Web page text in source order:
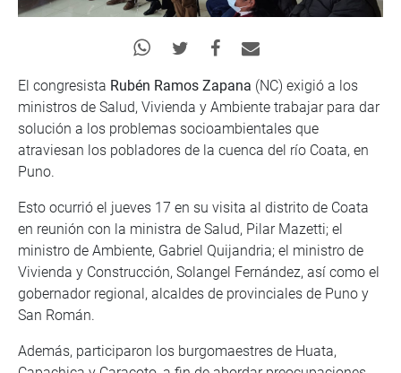
El congresista Rubén Ramos Zapana (NC) exigió a los
ministros de Salud, Vivienda y Ambiente trabajar para dar
solución a los problemas socioambientales que
atraviesan los pobladores de la cuenca del río Coata, en
Puno.
Esto ocurrió el jueves 17 en su visita al distrito de Coata
en reunión con la ministra de Salud, Pilar Mazetti; el
ministro de Ambiente, Gabriel Quijandria; el ministro de
Vivienda y Construcción, Solangel Fernández, así como el
gobernador regional, alcaldes de provinciales de Puno y
San Román.
Además, participaron los burgomaestres de Huata,